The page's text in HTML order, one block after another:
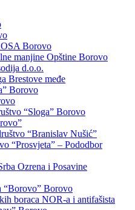
Borovo
manjine Opštine Borovo
d.o.o.
Brestove međe
Borovo
“Sloga” Borovo
“Branislav Nušić”
“Prosvjeta” – Pododbor
Ozrena i Posavine
“Borovo” Borovo
boraca NOR-a i antifašista